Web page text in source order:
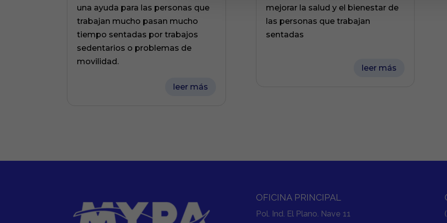
una ayuda para las personas que
trabajan mucho pasan mucho
tiempo sentadas por trabajos
sedentarios o problemas de
movilidad.
leer más
mejorar la salud y el bienestar de
las personas que trabajan
sentadas
leer más
OFICINA PRINCIPAL
Pol. Ind. El Plano. Nave 11